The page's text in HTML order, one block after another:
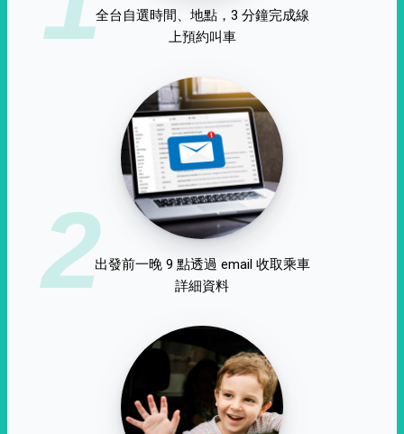
全台自選時間、地點，3 分鐘完成線
上預約叫車
2出發前一晚 9 點透過 email 收取乘車
詳細資料